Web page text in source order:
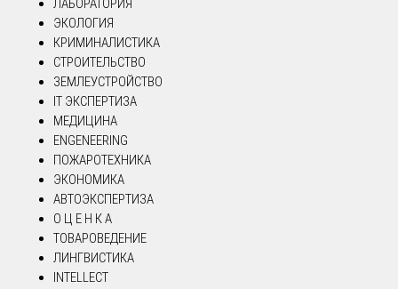
ЛАБОРАТОРИЯ
ЭКОЛОГИЯ
КРИМИНАЛИСТИКА
СТРОИТЕЛЬСТВО
ЗЕМЛЕУСТРОЙСТВО
IT ЭКСПЕРТИЗА
МЕДИЦИНА
ENGENEERING
ПОЖАРОТЕХНИКА
ЭКОНОМИКА
АВТОЭКСПЕРТИЗА
О Ц Е Н К А
ТОВАРОВЕДЕНИЕ
ЛИНГВИСТИКА
INTELLECT